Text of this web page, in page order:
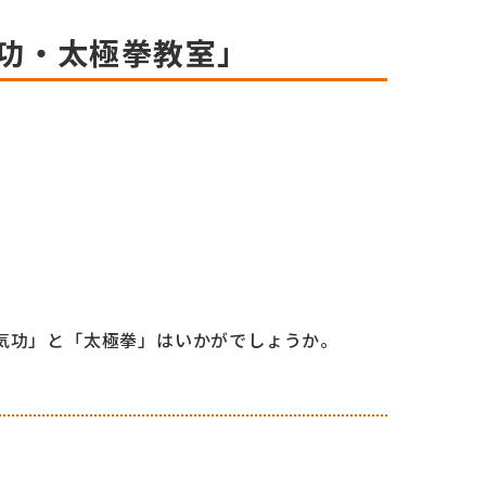
太極拳教室」
」と「太極拳」はいかがでしょうか。